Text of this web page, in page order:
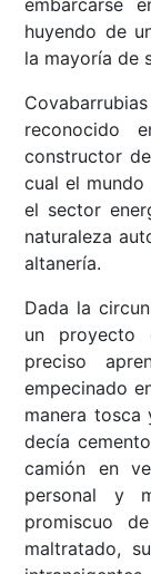
embarcarse
huyendo de
la mayoría de
reconocido
constructor
cual el
el sector
naturaleza
altanería.
Dada la
un proyecto
preciso
empecinado
manera tosca
decía
camión en
personal y
promiscuo
maltratado,